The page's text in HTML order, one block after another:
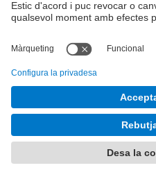
Formulari de contacte
© UPC
Desenvolupat amb
Mapa del lloc